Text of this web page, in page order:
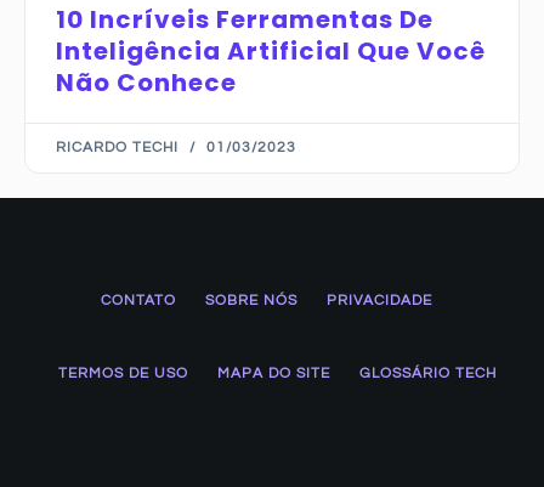
10 Incríveis Ferramentas De
Inteligência Artificial Que Você
Não Conhece
RICARDO TECHI 01/03/2023
CONTATO SOBRE NÓS PRIVACIDADE
TERMOS DE USO MAPA DO SITE GLOSSÁRIO TECH